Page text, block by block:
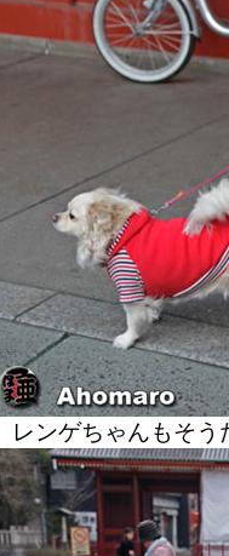
レンゲちゃんもそう